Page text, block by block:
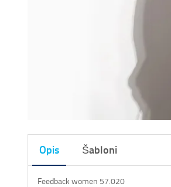
Opis Šabloni
Feedback women 57.020